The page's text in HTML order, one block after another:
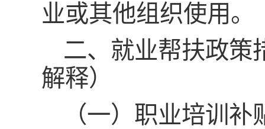
业或其他组织使用。
二、就业帮扶政策
解释）
（一）职业培训补